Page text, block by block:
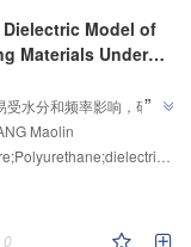
Model of
Materials Under
受水分和频率影响，研究
频率依赖型介电模型，结
，平均相对误差小于
理论工具。
”
Maolin
constant
0